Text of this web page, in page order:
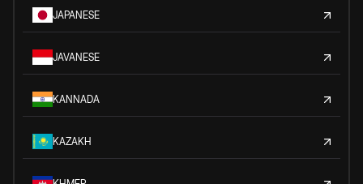
JAPANESE
JAVANESE
KANNADA
KAZAKH